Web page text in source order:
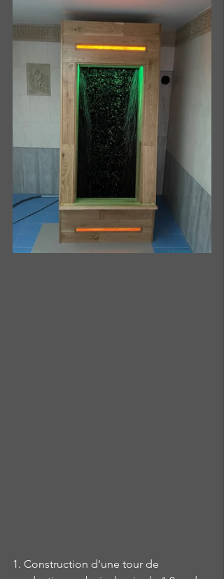
1. Construction d'une tour de